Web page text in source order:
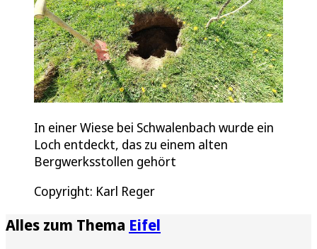
In einer Wiese bei Schwalenbach wurde ein
Loch entdeckt, das zu einem alten
Bergwerksstollen gehört
Copyright: Karl Reger
Alles zum Thema Eifel